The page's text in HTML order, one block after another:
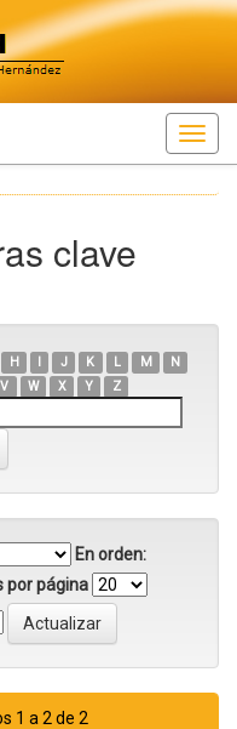
clave
H I J K L M
N
V W X Y Z
En orden:
por página
1 a 2 de 2